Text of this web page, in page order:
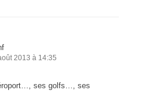
2013 à 14:35
ses golfs…, ses